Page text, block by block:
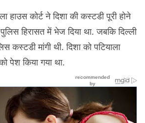
हाउस कोर्ट ने दिशा की कस्टडी पूरी होने
हिरासत में भेज दिया था. जबकि दिल्ली
कस्टडी मांगी थी. दिशा को पटियाला
पेश किया गया था.